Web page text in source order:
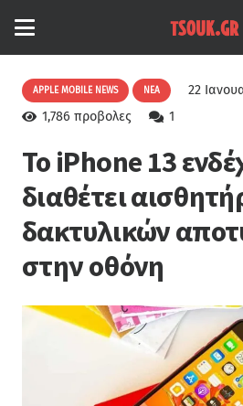
APPLE MOBILE NEWS ΝΈΑ
22
1,786 προβολες 1Σχόλιο
Το iPhone 13
διαθέτει
δακτυλικών
στην οθόνη